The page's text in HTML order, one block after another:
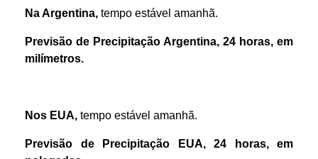
Na Argentina, tempo estável amanhã.
Previsão de Precipitação Argentina, 24 horas, em
milímetros.
Nos EUA, tempo estável amanhã.
Previsão de Precipitação EUA, 24 horas, em